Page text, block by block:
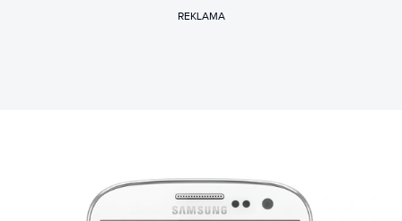
REKLAMA